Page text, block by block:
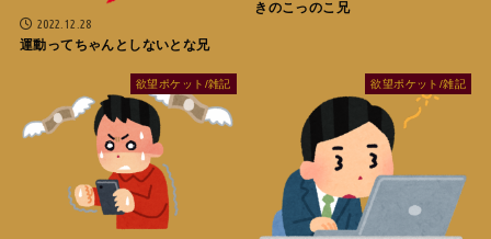
2022.12.28
運動ってちゃんとしないとな兄
きのこっのこ兄
欲望ポケット/雑記 欲望ポケット/雑記